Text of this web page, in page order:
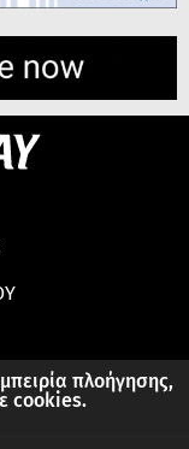
πλοήγησης,
cookies.